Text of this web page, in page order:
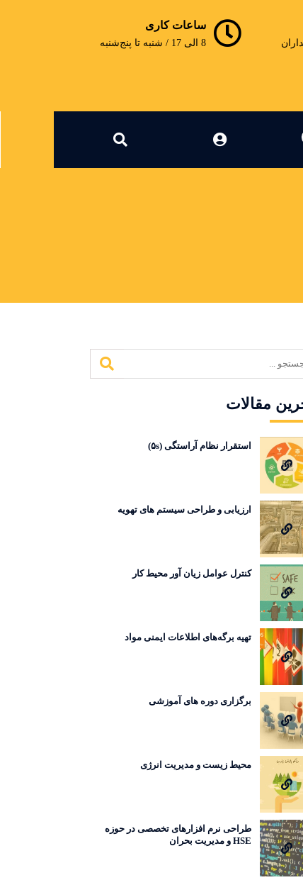
ساعات کاری
8 الی 17 / شنبه تا پنج‌شنبه
مقالات
استقرار نظام آراستگی (۵s)
ارزیابی و طراحی سیستم های تهویه
کنترل عوامل زیان آور محیط کار
تهیه برگه‌های اطلاعات ایمنی مواد
برگزاری دوره های آموزشی
محیط زیست و مدیریت انرژی
طراحی نرم افزارهای تخصصی در حوزه
HSE و مدیریت بحران